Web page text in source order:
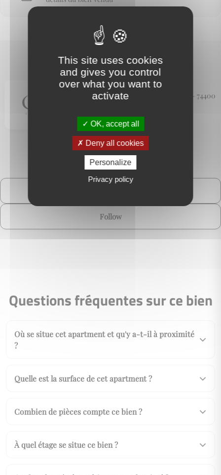
CHX Immobilier
128, rue des moulins - 74400
Follow
Questions fréquentes sur ce bien
Où se situe cet apartment et qu'y a-t-il à proximité
?
Quelle est la surface de cet apartment ?
Combien de pièces compte ce bien ?
À quel étage se situe ce bien ?
This site uses cookies
and gives you control
over what you want to
activate
OK, accept all
Deny all cookies
Personalize
Privacy policy